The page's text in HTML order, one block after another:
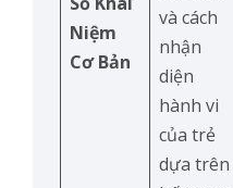
Niệm
Cơ Bản
và cách
nhận
diện
hành vi
của trẻ
dựa trên